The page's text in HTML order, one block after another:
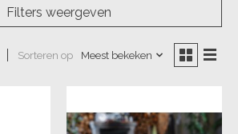
Filters weergeven
Sorteren op Meest bekeken